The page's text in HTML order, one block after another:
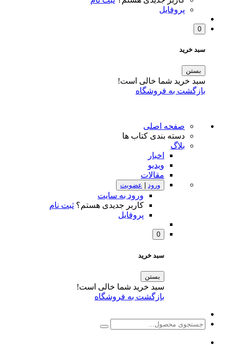
پروفایل
0
سبد خرید
بستن
سبد خرید شما خالی است!
بازگشت به فروشگاه
صفحه اصلی
دسته بندی کتاب ها
بلاگ
اخبار
ویدیو
مقالات
ورود عضویت
ورود به سایت
کاربر جدیدی هستم؟ ثبت نام
پروفایل
0
سبد خرید
بستن
سبد خرید شما خالی است!
بازگشت به فروشگاه